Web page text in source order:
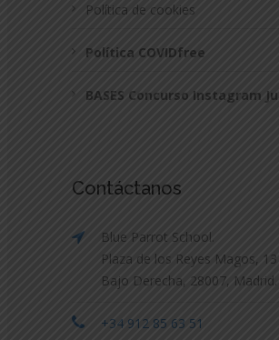
Política de cookies
Política COVIDfree
BASES Concurso Instagram
Contáctanos
Blue Parrot School.
Plaza de los Reyes Magos, 13
Bajo Derecha, 28007, Madrid.
+34 912 85 63 51